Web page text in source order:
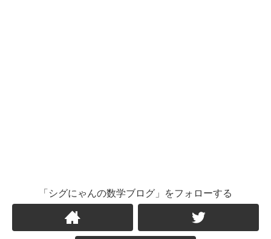
「シグにゃんの数学ブログ」をフォローする